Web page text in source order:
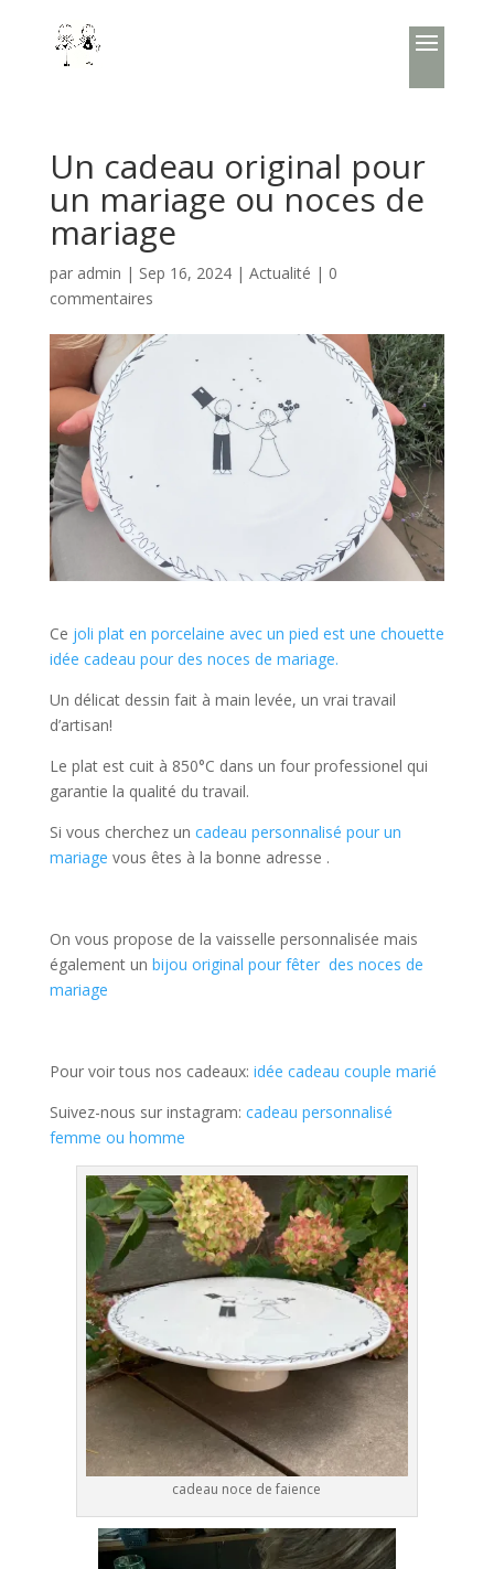
Un cadeau original pour
un mariage ou noces de
mariage
par admin | Sep 16, 2024| Actualité | 0
commentaires
Ce joli plat en porcelaine avec un pied est une chouette
idée cadeau pour des noces de mariage.
Un délicat dessin fait à main levée, un vrai travail
d’artisan!
Le plat est cuit à 850°C dans un four professionel qui
garantie la qualité du travail.
Si vous cherchez un cadeau personnalisé pour un
mariage vous êtes à la bonne adresse .
On vous propose de la vaisselle personnalisée mais
également un bijou original pour fêter des noces de
mariage
Pour voir tous nos cadeaux: idée cadeau couple marié
Suivez-nous sur instagram: cadeau personnalisé
femme ou homme
cadeau noce de faience